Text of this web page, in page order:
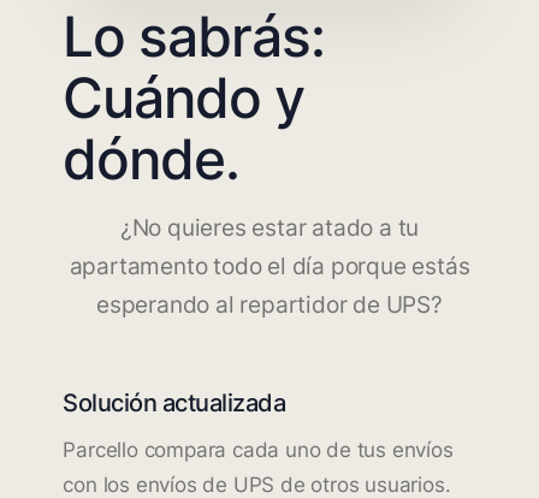
Lo sabrás:
Cuándo y
dónde.
¿No quieres estar atado a tu
apartamento todo el día porque estás
esperando al repartidor de UPS?
Solución actualizada
Parcello compara cada uno de tus envíos
con los envíos de UPS de otros usuarios.